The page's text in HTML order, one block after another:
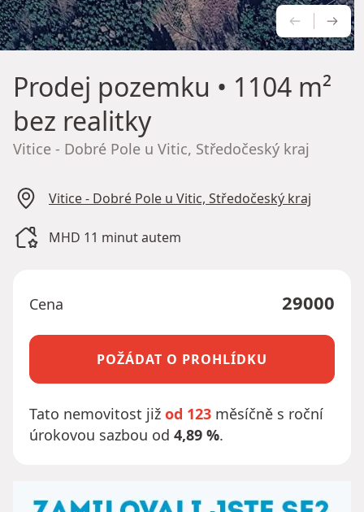
Prodej pozemku • 1104 m²
bez realitky
Vitice - Dobré Pole u Vitic, Středočeský kraj
Vitice - Dobré Pole u Vitic, Středočeský kraj
MHD 11 minut autem
Cena 29000
POŽÁDAT O PROHLÍDKU
Tato nemovitost již od 123 měsíčně s roční
úrokovou sazbou od 4,89 %.